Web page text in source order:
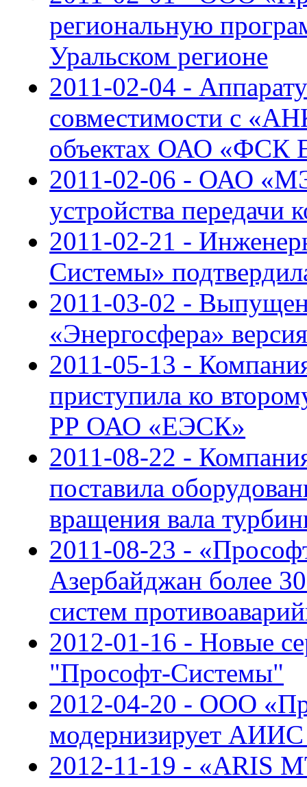
региональную
Уральском регионе
2011-02-04 -
совместимости с
объектах ОАО «ФСК
2011-02-06 - ОАО
устройства передачи
2011-02-21 -
Системы»
2011-03-02 -
«Энергосфера»
2011-05-13 -
приступила ко
РР ОАО «ЕЭСК»
2011-08-22 -
поставила
вращения вала
2011-08-23 -
Азербайджан более
систем
2012-01-16 - Новые
"Прософт-Системы"
2012-04-20 - ООО
модернизирует
2012-11-19 - «ARIS